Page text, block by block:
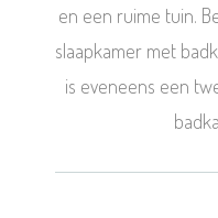
en een ruime tuin.
slaapkamer met
is eveneens een